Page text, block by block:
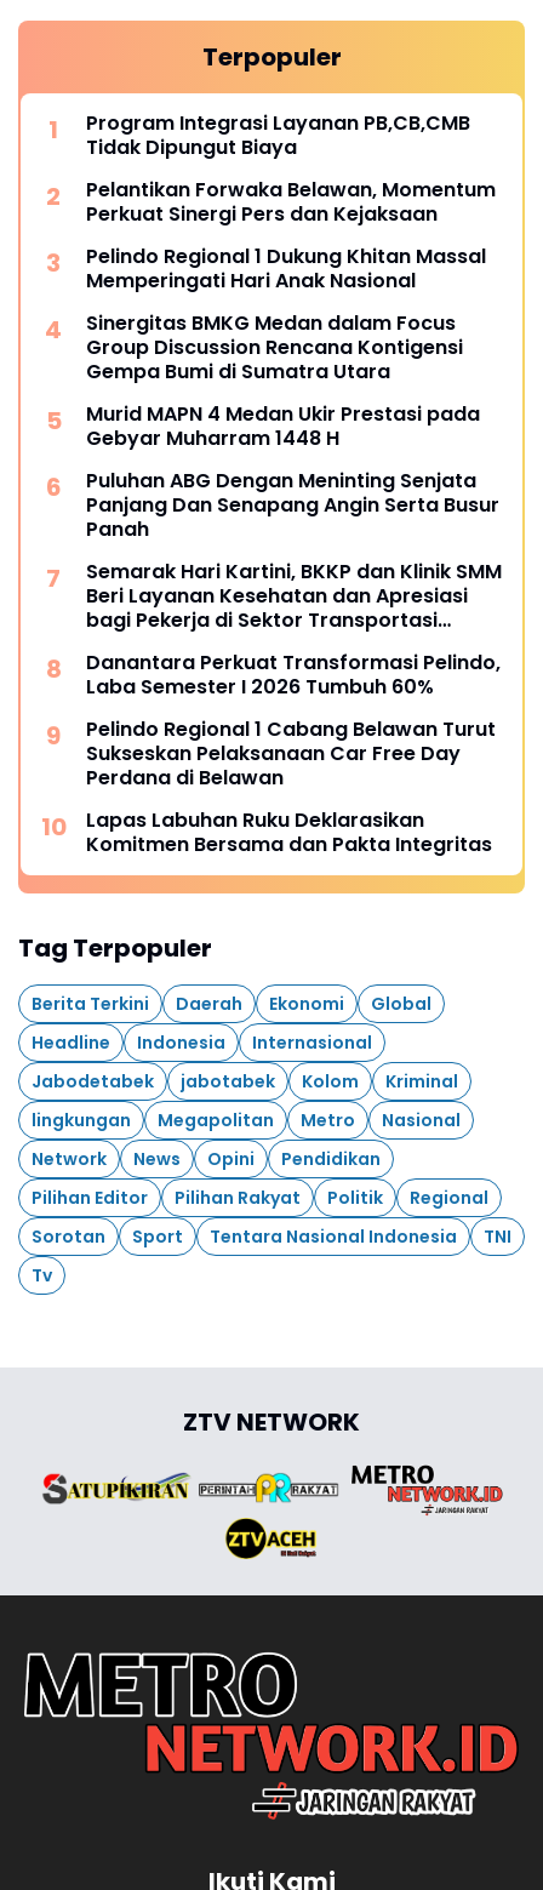
Terpopuler
Program Integrasi Layanan PB,CB,CMB
Tidak Dipungut Biaya
Pelantikan Forwaka Belawan, Momentum
Perkuat Sinergi Pers dan Kejaksaan
Pelindo Regional 1 Dukung Khitan Massal
Memperingati Hari Anak Nasional
Sinergitas BMKG Medan dalam Focus
Group Discussion Rencana Kontigensi
Gempa Bumi di Sumatra Utara
Murid MAPN 4 Medan Ukir Prestasi pada
Gebyar Muharram 1448 H
Puluhan ABG Dengan Meninting Senjata
Panjang Dan Senapang Angin Serta Busur
Panah
Semarak Hari Kartini, BKKP dan Klinik SMM
Beri Layanan Kesehatan dan Apresiasi
bagi Pekerja di Sektor Transportasi
Danantara Perkuat Transformasi Pelindo,
Laba Semester I 2026 Tumbuh 60%
Pelindo Regional 1 Cabang Belawan Turut
Sukseskan Pelaksanaan Car Free Day
Perdana di Belawan
Lapas Labuhan Ruku Deklarasikan
Komitmen Bersama dan Pakta Integritas
Tag Terpopuler
Berita Terkini Daerah Ekonomi
Global
Headline
Indonesia
Internasional
Jabodetabek
jabotabek Kolom
Kriminal
lingkungan
Megapolitan Metro
Nasional
Network
News Opini
Pendidikan
Pilihan Editor
Pilihan Rakyat Politik
Regional
Sorotan
Sport Tentara Nasional Indonesia
TNI
Tv
ZTV NETWORK
Ikuti Kami